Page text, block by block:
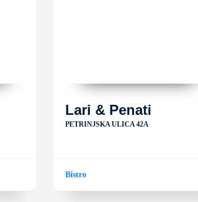
Lari & Penati
PETRINJSKA ULICA 42A
Bistro